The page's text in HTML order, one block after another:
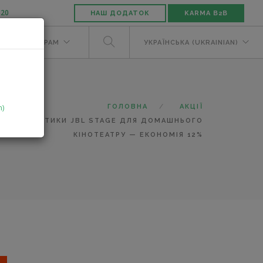
НАШ ДОДАТОК KARMA B2B
ДИЛЕРАМ УКРАЇНСЬКА (UKRAINIAN)
ГОЛОВНА
АКЦІЇ
HIFI-АКУСТИКИ JBL STAGE ДЛЯ ДОМАШНЬОГО
КІНОТЕАТРУ — ЕКОНОМІЯ 12%